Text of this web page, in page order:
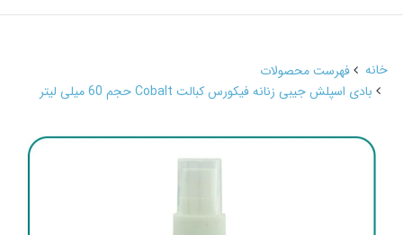
خانه
فهرست محصولات
بادی اسپلش جیبی زنانه فیکورس کبالت Cobalt حجم 60 میلی لیتر